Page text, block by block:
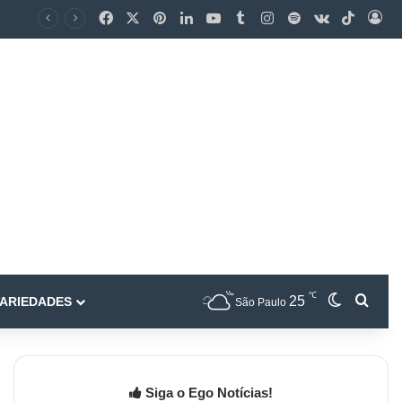
São Paulo 25 ℃
Siga o Ego Notícias!